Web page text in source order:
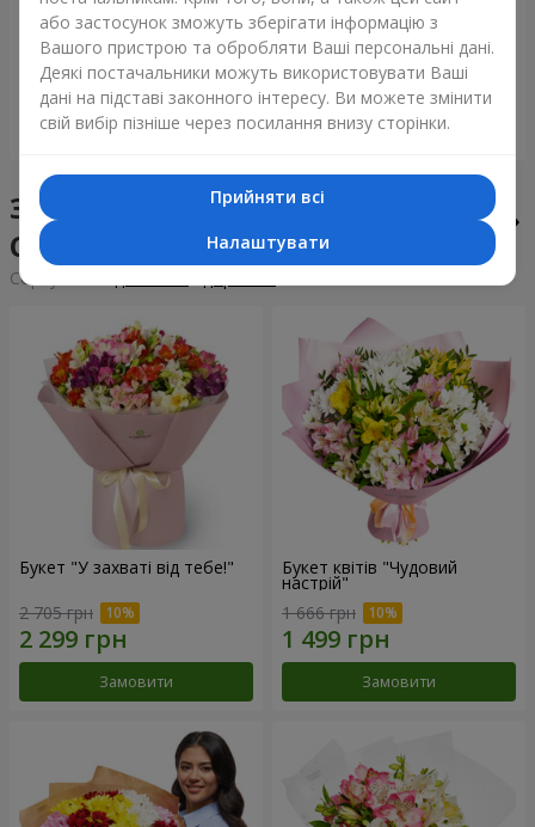
Букет "Tarnis"
6 152 грн
Замовити
Монобукет з 9 білих троянд
1 510 грн
Замовити
Збірні букети у місті
Сокиряни
Сортування:
Букет "У захваті від тебе!"
2 705 грн
Замовити
Букет квітів "Чудовий
настрій"
1 666 грн
Замовити
або застосунок зможуть зберігати інформацію з
Вашого пристрою та обробляти Ваші персональні дані.
Деякі постачальники можуть використовувати Ваші
дані на підставі законного інтересу. Ви можете змінити
свій вибір пізніше через посилання внизу сторінки.
Прийняти всі
Налаштувати